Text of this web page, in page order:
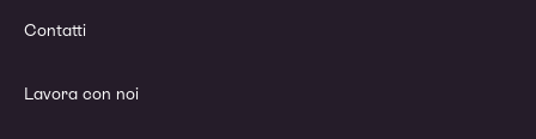
Contatti
Lavora con noi